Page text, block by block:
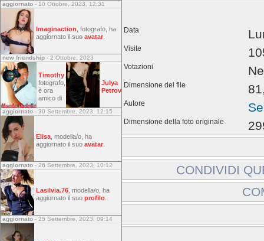
Data
Visite
Votazioni
Dimensione del file
Autore
Dimensione della foto originale
CONDIVIDI
Includi immagine:
Gli ospiti non possono
aggiornato - 10 Ottobre, 2023, 12:31
Imaginaction , fotografo, ha
aggiornato il suo avatar
new friendship - 2 Ottobre, 2023
Timothy
fotografo,
è ora
amico di
Julya
Petrov
aggiornato - 30 Settembre, 2023, 12:15
Elisa , modella/o, ha
aggiornato il suo avatar
aggiornato - 26 Settembre, 2023, 10:12
Lasilvia.76 , modella/o, ha
aggiornato il suo profilo
aggiornato - 25 Settembre, 2023, 09:14